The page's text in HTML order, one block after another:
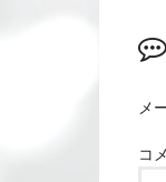
メ
コ